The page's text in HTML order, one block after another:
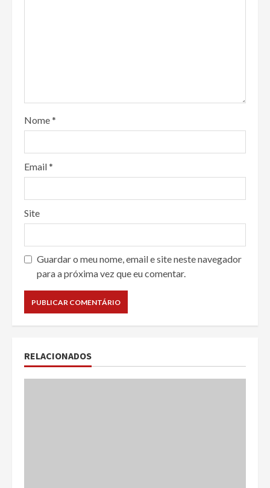
Nome*
Email*
Site
Guardar o meu nome, email e site neste navegador
para a próxima vez que eu comentar.
RELACIONADOS